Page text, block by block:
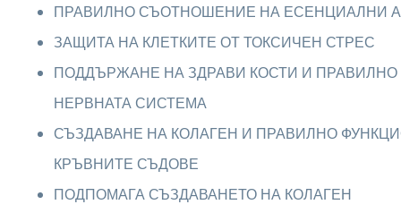
ПРАВИЛНО СЪОТНОШЕНИЕ НА ЕСЕНЦИАЛНИ
ЗАЩИТА НА КЛЕТКИТЕ ОТ ТОКСИЧЕН СТРЕС
ПОДДЪРЖАНЕ НА ЗДРАВИ КОСТИ И
НЕРВНАТА СИСТЕМА
СЪЗДАВАНЕ НА КОЛАГЕН И ПРАВИЛНО
КРЪВНИТЕ СЪДОВЕ
ПОДПОМАГА СЪЗДАВАНЕТО НА КОЛАГЕН